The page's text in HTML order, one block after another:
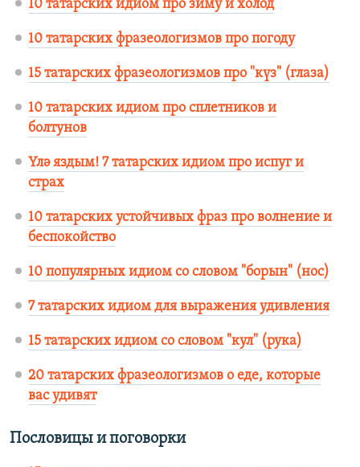
10 татарских идиом про зиму и холод
10 татарских фразеологизмов про погоду
15 татарских фразеологизмов про "күз" (глаза)
10 татарских идиом про сплетников и
болтунов
Үлә яздым! 7 татарских идиом про испуг и
страх
10 татарских устойчивых фраз про волнение и
беспокойство
10 популярных идиом со словом "борын" (нос)
7 татарских идиом для выражения удивления
15 татарских идиом со словом "кул" (рука)
20 татарских фразеологизмов о еде, которые
вас удивят
Пословицы и поговорки